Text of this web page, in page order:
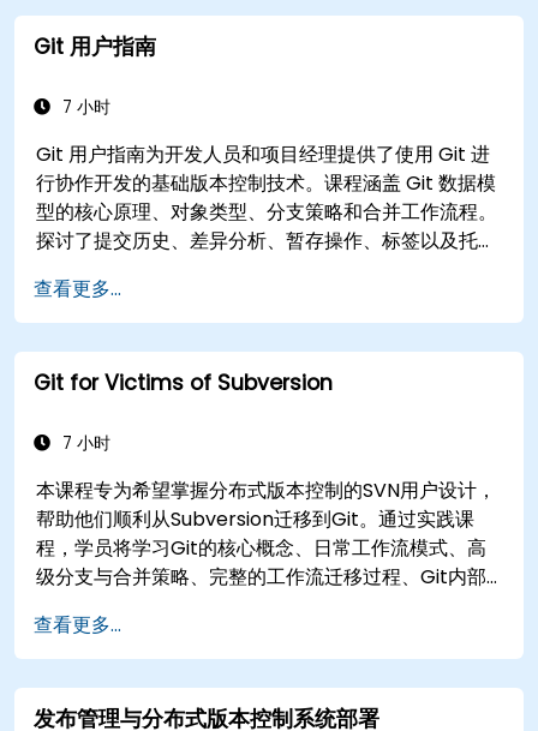
Git 用户指南
7 小时
Git 用户指南为开发人员和项目经理提供了使用 Git 进
行协作开发的基础版本控制技术。课程涵盖 Git 数据模
型的核心原理、对象类型、分支策略和合并工作流程。
探讨了提交历史、差异分析、暂存操作、标签以及托管
版本历史、解决合并冲突，并在协作项目中维护可追溯
的代码。
查看更多...
Git for Victims of Subversion
7 小时
本课程专为希望掌握分布式版本控制的SVN用户设计，
帮助他们顺利从Subversion迁移到Git。通过实践课
程，学员将学习Git的核心概念、日常工作流模式、高
级分支与合并策略、完整的工作流迁移过程、Git内部
信高效地采用现代DVCS工作流，从而加速协作开发过
程。
查看更多...
发布管理与分布式版本控制系统部署